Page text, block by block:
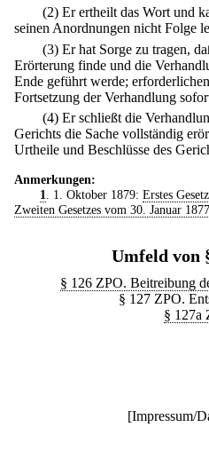
(2) Er ertheilt das Wort und
seinen Anordnungen nicht Folge
(3) Er hat Sorge zu tragen,
Erörterung finde und die
Ende geführt werde;
Fortsetzung der Verhandlung
(4) Er schließt die
Gerichts die Sache vollständig
Urtheile und Beschlüsse des
Anmerkungen:
1
. 1. Oktober 1879: Erstes
Zweiten Gesetzes vom 30. Januar 1877
Umfeld von
§ 126 ZPO. Beitreibung
§ 127 ZPO.
§ 127a
[Impressum/